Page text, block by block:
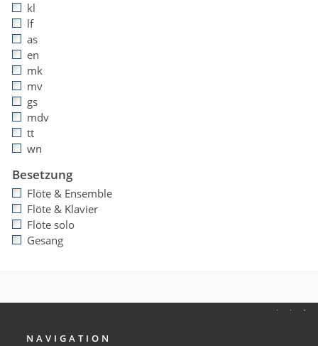
kl
lf
as
en
mk
mv
gs
mdv
tt
wn
Besetzung
Flöte & Ensemble
Flöte & Klavier
Flöte solo
Gesang
NAVIGATION